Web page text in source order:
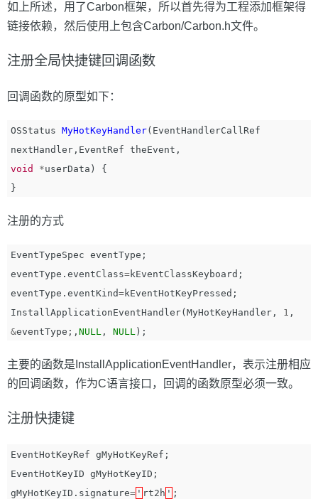
如上所述，用了Carbon框架，所以首先得为工程添加框架得
链接依赖，然后使用上包含Carbon/Carbon.h文件。
注册全局快捷键回调函数
回调函数的原型如下：
OSStatus MyHotKeyHandler( EventHandlerCallRef
nextHandler , EventRef theEvent ,
void
*userData )
{
}
注册的方式
EventTypeSpec eventType ;
eventType . eventClass=kEventClassKeyboard ;
eventType . eventKind=kEventHotKeyPressed ;
InstallApplicationEventHandler( MyHotKeyHandler , 1 ,
&eventType ;, NULL , NULL );
主要的函数是InstallApplicationEventHandler，表示注册相应
的回调函数，作为C语言接口，回调的函数原型必须一致。
注册快捷键
EventHotKeyRef gMyHotKeyRef ;
EventHotKeyID gMyHotKeyID ;
gMyHotKeyID . signature= ' rt2h ' ;